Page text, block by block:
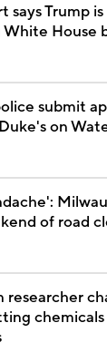
says Trump
House
submit
on
of road
researcher